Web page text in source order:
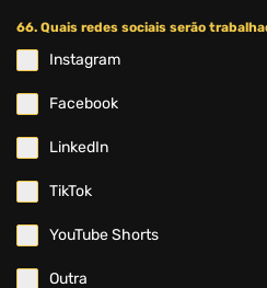
66. Quais redes sociais serão
Instagram
Facebook
LinkedIn
TikTok
YouTube Shorts
Outra